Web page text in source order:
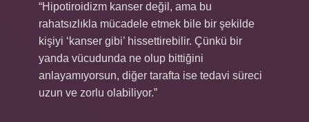
“Hipotiroidizm kanser değil, ama bu
rahatsızlıkla mücadele etmek bile bir şekilde
kişiyi ‘kanser gibi’ hissettirebilir. Çünkü bir
yanda vücudunda ne olup bittiğini
anlayamıyorsun, diğer tarafta ise tedavi süreci
uzun ve zorlu olabiliyor.”